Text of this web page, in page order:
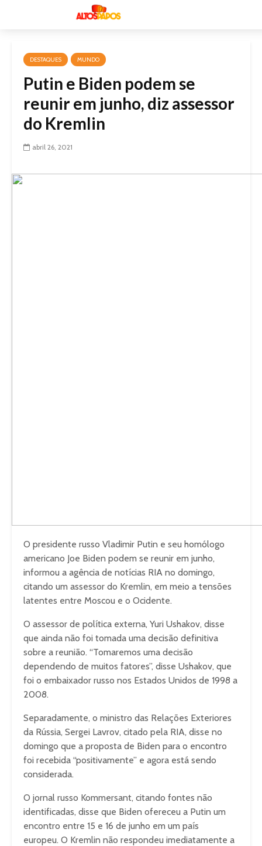
DESTAQUES MUNDO
Putin e Biden podem se
reunir em junho, diz assessor
do Kremlin
abril 26, 2021
O presidente russo Vladimir Putin e seu homólogo
americano Joe Biden podem se reunir em junho,
informou a agência de notícias RIA no domingo,
citando um assessor do Kremlin, em meio a tensões
latentes entre Moscou e o Ocidente.
O assessor de política externa, Yuri Ushakov, disse
que ainda não foi tomada uma decisão definitiva
sobre a reunião. “Tomaremos uma decisão
dependendo de muitos fatores”, disse Ushakov, que
foi o embaixador russo nos Estados Unidos de 1998 a
2008.
Separadamente, o ministro das Relações Exteriores
da Rússia, Sergei Lavrov, citado pela RIA, disse no
domingo que a proposta de Biden para o encontro
foi recebida “positivamente” e agora está sendo
considerada.
O jornal russo Kommersant, citando fontes não
identificadas, disse que Biden ofereceu a Putin um
encontro entre 15 e 16 de junho em um país
europeu. O Kremlin não respondeu imediatamente a